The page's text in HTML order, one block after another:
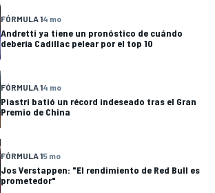
FÓRMULA 14 mo
Andretti ya tiene un pronóstico de cuándo
debería Cadillac pelear por el top 10
FÓRMULA 14 mo
Piastri batió un récord indeseado tras el Gran
Premio de China
FÓRMULA 15 mo
Jos Verstappen: "El rendimiento de Red Bull es
prometedor"